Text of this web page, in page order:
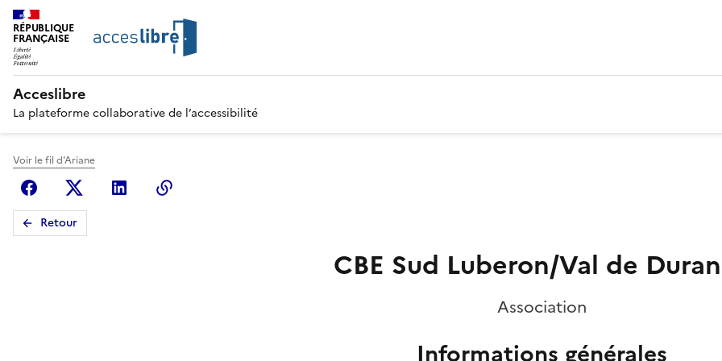
RÉPUBLIQUE
FRANÇAISE
Acceslibre
La plateforme collaborative de l’accessibilité
Voir le fil d'Ariane
FacebookX (anciennement Twitter)
Linkedin
Retour
CBE Sud Luberon/Val de
Association
Informations générales